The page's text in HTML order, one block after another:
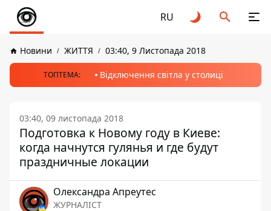
RU
Новини ЖИТТЯ 03:40, 9 Листопада 2018
ТОПТЕМА: Відключення світла у столиці
03:40, 09 листопада 2018
Подготовка к Новому году в Киеве:
когда начнутся гулянья и где будут
праздничные локации
Олександра Апреутес
ЖУРНАЛІСТ